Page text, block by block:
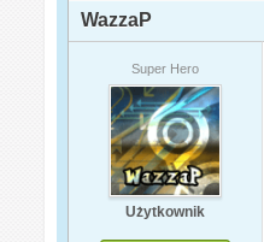
WazzaP
Super Hero
Użytkownik